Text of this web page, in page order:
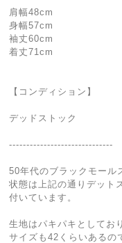
肩幅48cm
身幅57cm
袖丈60cm
着丈71cm
【コンディション】
デッドストック
------------------------------
50年代のブラックモール
状態は上記の通りデット
付いています。
生地はパキパキとしてお
サイズも42くらいあるの